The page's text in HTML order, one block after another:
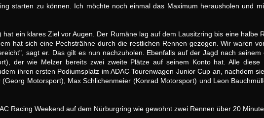
starten zu können. Ich möchte noch einmal das Maximum herausholen und
hat ein klares Ziel vor Augen. Der Rumäne lag auf dem Lausitzring bis eine halbe
hat sich eine Pechsträhne durch die restlichen Rennen gezogen. Wir waren
sagt er. Das gilt es nun nachzuholen. Ebenfalls auf der Jagd nach
der wie Melzer bereits zwei zweite Plätze auf seinem Konto hat. Alle
ihren ersten Podiumsplatz im ADAC Tourenwagen Junior Cup an, nachdem
Motorsport), Max Schlichenmeier (Konrad Motorsport) und Leon
Racing Weekend auf dem Nürburgring wie gewohnt zwei Rennen über 20